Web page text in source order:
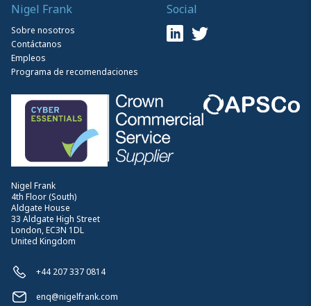
Nigel Frank
4th Floor (South)
Aldgate House
33 Aldgate High Street
London, EC3N 1DL
United Kingdom
+44 207 337 0814
enq@nigelfrank.com
Nigel Frank
Sobre nosotros
Contáctanos
Empleos
Programa de recomendaciones
Social